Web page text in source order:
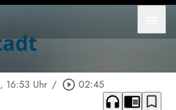
, 16:53 Uhr / play_circle_outline 02:45
headphones chrome_reader_mode bookmark_border